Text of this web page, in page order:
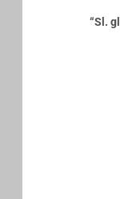
“Sl.